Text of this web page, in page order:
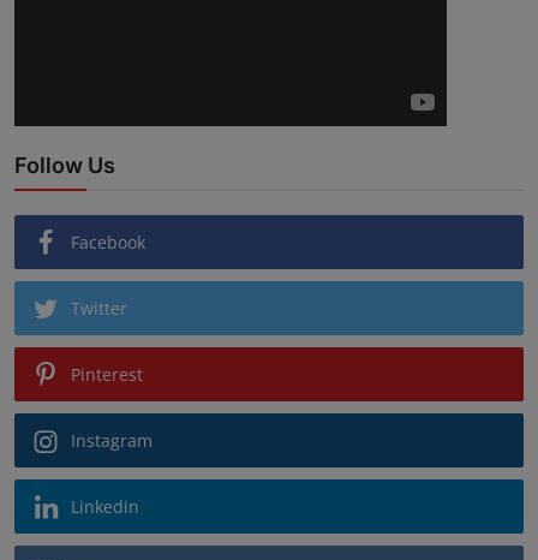
Follow Us
Facebook
Twitter
Pinterest
Instagram
Linkedin